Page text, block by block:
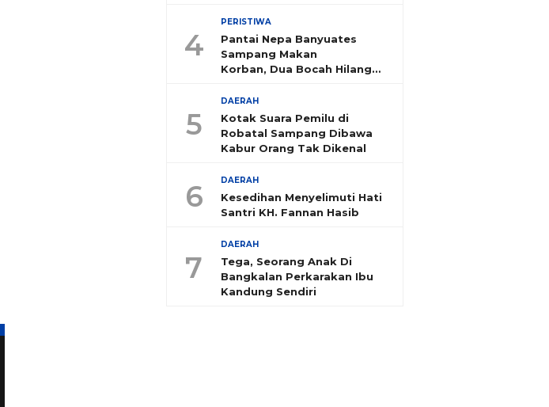
4
PERISTIWA
Pantai Nepa Banyuates
Sampang Makan
Korban, Dua Bocah Hilang
5
DAERAH
Kotak Suara Pemilu di
Robatal Sampang Dibawa
Kabur Orang Tak Dikenal
6 DAERAH
Kesedihan Menyelimuti Hati
Santri KH. Fannan Hasib
7
DAERAH
Tega, Seorang Anak Di
Bangkalan Perkarakan Ibu
Kandung Sendiri